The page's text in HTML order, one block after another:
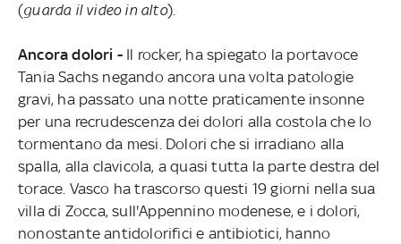
(guarda il video in alto).
Ancora dolori -Il rocker, ha spiegato la portavoce
Tania Sachs negando ancora una volta patologie
gravi, ha passato una notte praticamente insonne
per una recrudescenza dei dolori alla costola che lo
tormentano da mesi. Dolori che si irradiano alla
spalla, alla clavicola, a quasi tutta la parte destra del
torace. Vasco ha trascorso questi 19 giorni nella sua
villa di Zocca, sull'Appennino modenese, e i dolori,
nonostante antidolorifici e antibiotici, hanno